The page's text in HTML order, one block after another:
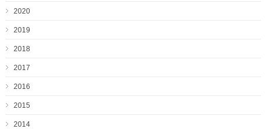
2020
2019
2018
2017
2016
2015
2014